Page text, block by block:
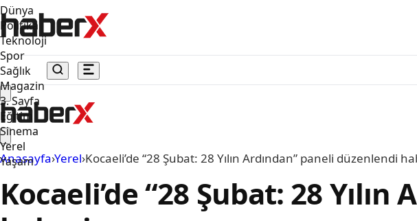
Dünya
Politika
Teknoloji
Spor
Sağlık
Magazin
3. Sayfa
Eğitim
Sinema
Yerel
Yaşam
Anasayfa›Yerel›Kocaeli’de “28 Şubat: 28 Yılın Ardından” paneli düzenlendi
Kocaeli’de “28 Şubat: 28